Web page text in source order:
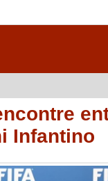
Affaire
Infantino